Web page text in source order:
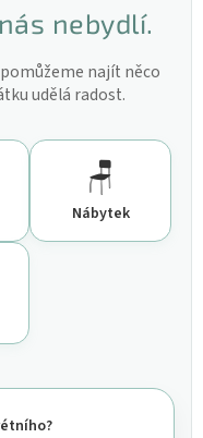
nebydlí.
najít něco
udělá radost.
🪑
Nábytek